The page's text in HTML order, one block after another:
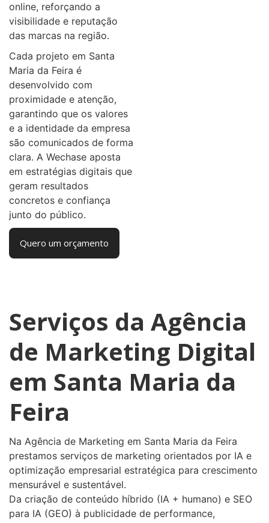
online, reforçando a
visibilidade e reputação
das marcas na região.
Cada projeto em Santa
Maria da Feira é
desenvolvido com
proximidade e atenção,
garantindo que os valores
e a identidade da empresa
são comunicados de forma
clara. A Wechase aposta
em estratégias digitais que
geram resultados
concretos e confiança
junto do público.
Quero um orçamento
Serviços da Agência
de Marketing Digital
em Santa Maria da
Feira
Na Agência de Marketing em Santa Maria da Feira
prestamos serviços de marketing orientados por IA e
optimização empresarial estratégica para crescimento
mensurável e sustentável.
Da criação de conteúdo híbrido (IA + humano) e SEO
para IA (GEO) à publicidade de performance,